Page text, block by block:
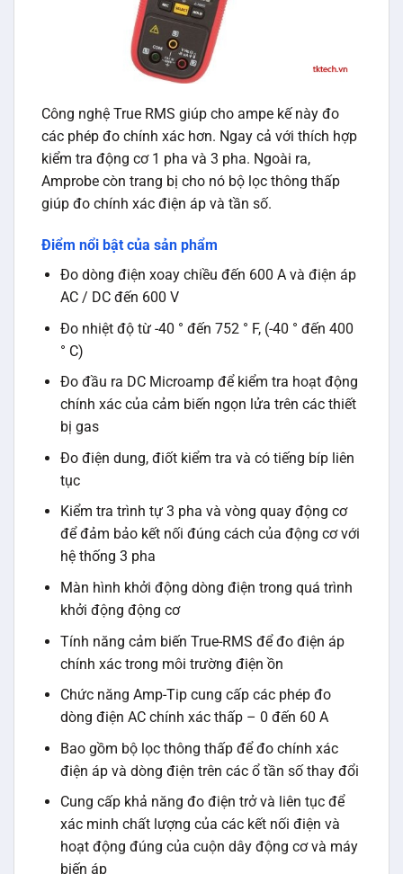
Công nghệ True RMS giúp cho ampe kế này đo
các phép đo chính xác hơn. Ngay cả với thích hợp
kiểm tra động cơ 1 pha và 3 pha. Ngoài ra,
Amprobe còn trang bị cho nó bộ lọc thông thấp
giúp đo chính xác điện áp và tần số.
Điểm nổi bật của sản phẩm
Đo dòng điện xoay chiều đến 600 A và điện áp
AC / DC đến 600 V
Đo nhiệt độ từ -40 ° đến 752 ° F, (-40 ° đến 400
° C)
Đo đầu ra DC Microamp để kiểm tra hoạt động
chính xác của cảm biến ngọn lửa trên các thiết
bị gas
Đo điện dung, điốt kiểm tra và có tiếng bíp liên
tục
Kiểm tra trình tự 3 pha và vòng quay động cơ
để đảm bảo kết nối đúng cách của động cơ với
hệ thống 3 pha
Màn hình khởi động dòng điện trong quá trình
khởi động động cơ
Tính năng cảm biến True-RMS để đo điện áp
chính xác trong môi trường điện ồn
Chức năng Amp-Tip cung cấp các phép đo
dòng điện AC chính xác thấp – 0 đến 60 A
Bao gồm bộ lọc thông thấp để đo chính xác
điện áp và dòng điện trên các ổ tần số thay đổi
Cung cấp khả năng đo điện trở và liên tục để
xác minh chất lượng của các kết nối điện và
hoạt động đúng của cuộn dây động cơ và máy
biến áp